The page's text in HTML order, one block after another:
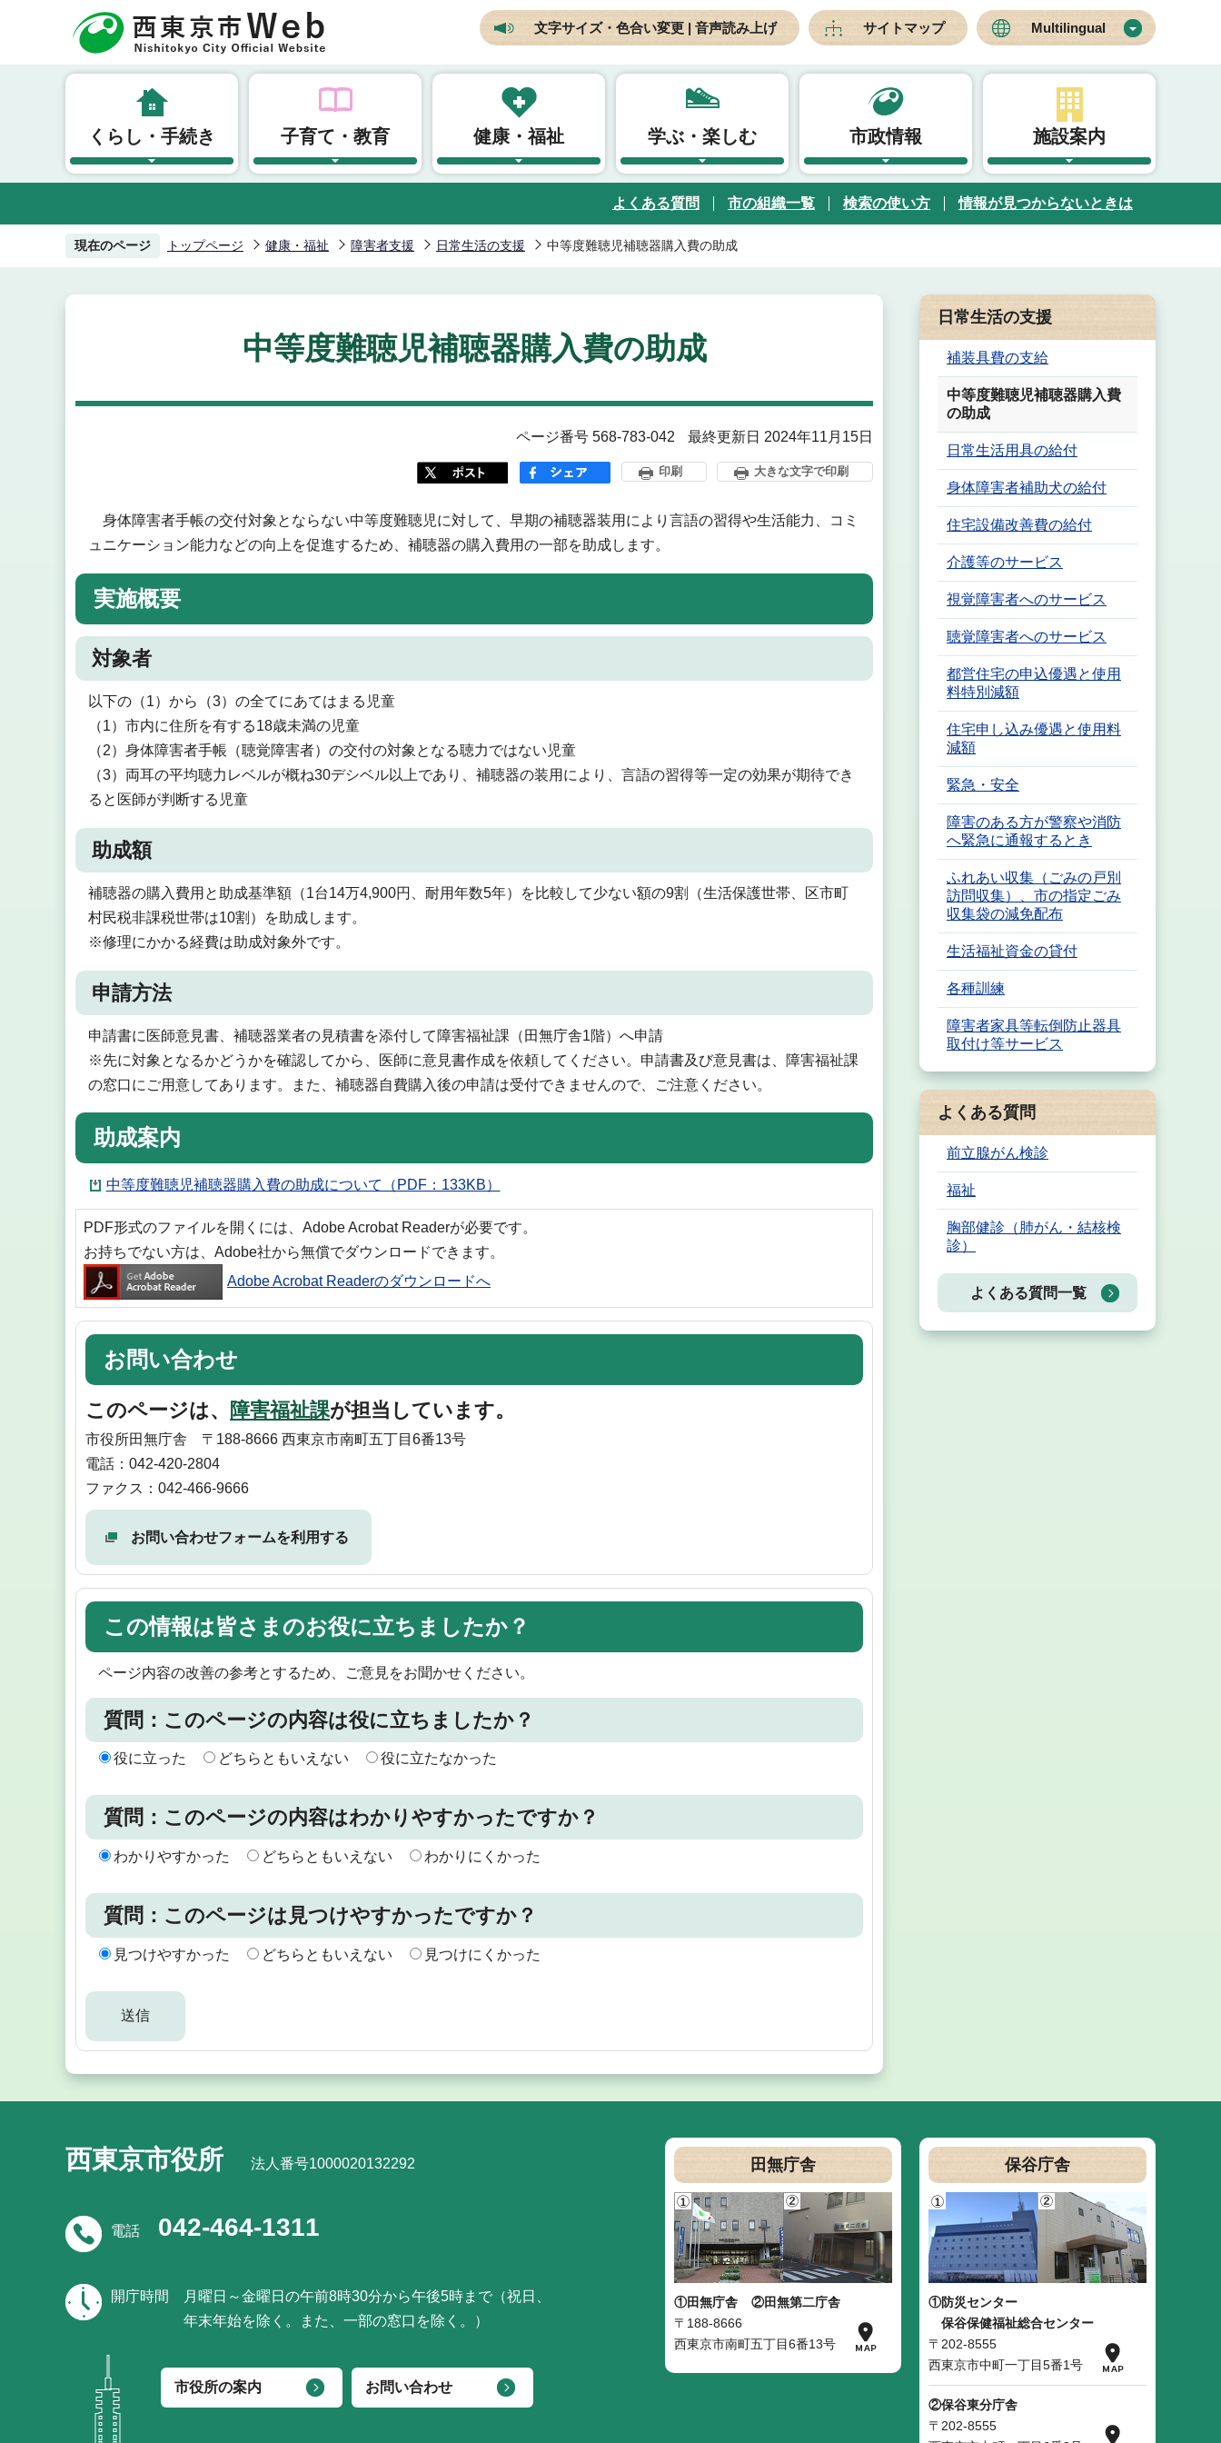
頭
文字サイズ・色合い変更 | 音声読み上げ サイトマップ Multilingual
くらし・手続き 子育て・教育 健康・福祉 学ぶ・楽しむ 市政情報 施設案内
よくある質問 市の組織一覧 検索の使い方 情報が見つからないときは
現在のページ トップページ 健康・福祉 障害者支援 日常生活の支援 中等度難聴児補聴器購入費の助成
中等度難聴児補聴器購入費の助成
ページ番号 568-783-042 最終更新日 2024年11月15日
印刷 大きな文字で印刷
身体障害者手帳の交付対象とならない中等度難聴児に対して、早期の補聴器装用により言語の習得や生活能力、コミ
ュニケーション能力などの向上を促進するため、補聴器の購入費用の一部を助成します。
実施概要
対象者
以下の（1）から（3）の全てにあてはまる児童
（1）市内に住所を有する18歳未満の児童
（2）身体障害者手帳（聴覚障害者）の交付の対象となる聴力ではない児童
（3）両耳の平均聴力レベルが概ね30デシベル以上であり、補聴器の装用により、言語の習得等一定の効果が期待でき
ると医師が判断する児童
助成額
補聴器の購入費用と助成基準額（1台14万4,900円、耐用年数5年）を比較して少ない額の9割（生活保護世帯、区市町
村民税非課税世帯は10割）を助成します。
※修理にかかる経費は助成対象外です。
申請方法
申請書に医師意見書、補聴器業者の見積書を添付して障害福祉課（田無庁舎1階）へ申請
※先に対象となるかどうかを確認してから、医師に意見書作成を依頼してください。申請書及び意見書は、障害福祉課
の窓口にご用意してあります。また、補聴器自費購入後の申請は受付できませんので、ご注意ください。
助成案内
中等度難聴児補聴器購入費の助成について（PDF：133KB）
PDF形式のファイルを開くには、Adobe Acrobat Readerが必要です。
お持ちでない方は、Adobe社から無償でダウンロードできます。
Adobe Acrobat Readerのダウンロードへ
お問い合わせ
このページは、 障害福祉課が担当しています。
市役所田無庁舎 〒188-8666 西東京市南町五丁目6番13号
電話：042-420-2804
ファクス：042-466-9666
お問い合わせフォームを利用する
この情報は皆さまのお役に立ちましたか？
ページ内容の改善の参考とするため、ご意見をお聞かせください。
質問：このページの内容は役に立ちましたか？
役に立った どちらともいえない 役に立たなかった
質問：このページの内容はわかりやすかったですか？
わかりやすかった どちらともいえない わかりにくかった
質問：このページは見つけやすかったですか？
見つけやすかった どちらともいえない 見つけにくかった
日常生活の支援
補装具費の支給
中等度難聴児補聴器購入費
の助成
日常生活用具の給付
身体障害者補助犬の給付
住宅設備改善費の給付
介護等のサービス
視覚障害者へのサービス
聴覚障害者へのサービス
都営住宅の申込優遇と使用
料特別減額
住宅申し込み優遇と使用料
減額
緊急・安全
障害のある方が警察や消防
へ緊急に通報するとき
ふれあい収集（ごみの戸別
訪問収集）、市の指定ごみ
収集袋の減免配布
生活福祉資金の貸付
各種訓練
障害者家具等転倒防止器具
取付け等サービス
よくある質問
前立腺がん検診
福祉
胸部健診（肺がん・結核検
診）
よくある質問一覧
西東京市役所 法人番号1000020132292
電話 042-464-1311
開庁時間
月曜日～金曜日の午前8時30分から午後5時まで（祝日、
年末年始を除く。また、一部の窓口を除く。）
市役所の案内 お問い合わせ
田無庁舎
①田無庁舎
②田無第二庁舎
〒188-8666
西東京市南町五丁目6番13号
保谷庁舎
①防災センター
保谷保健福祉総合センター
〒202-8555
西東京市中町一丁目5番1号
②保谷東分庁舎
〒202-8555